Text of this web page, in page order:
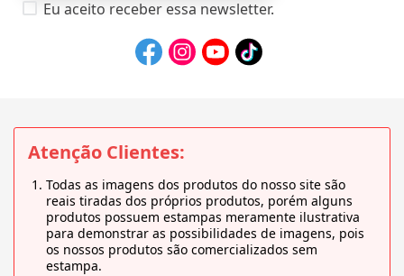
Eu aceito receber essa newsletter.
Atenção Clientes:
Todas as imagens dos produtos do nosso site são
reais tiradas dos próprios produtos, porém alguns
produtos possuem estampas meramente ilustrativa
para demonstrar as possibilidades de imagens, pois
os nossos produtos são comercializados sem
estampa.